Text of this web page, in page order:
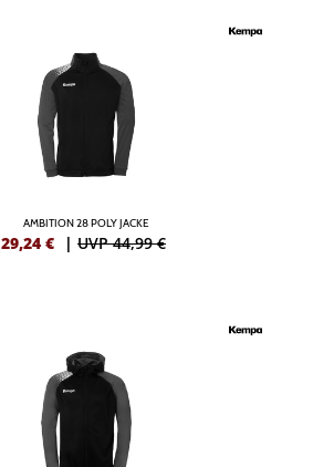
AMBITION 28 POLY JACKE
29,24 € | UVP 44,99 €